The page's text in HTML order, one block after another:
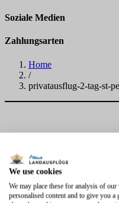
Soziale Medien
Zahlungsarten
Home
/
privatausflug-2-tag-st-
We use cookies
We may place these for analysis of
personalised content and to give you